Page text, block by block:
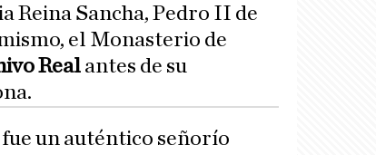
Reina Sancha, Pedro II de
el Monasterio de
Real antes de su
un auténtico señorío